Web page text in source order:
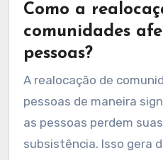
Como a
comunidades
pessoas?
A realocação de
pessoas de maneira
as pessoas perdem
subsistência. Isso gera